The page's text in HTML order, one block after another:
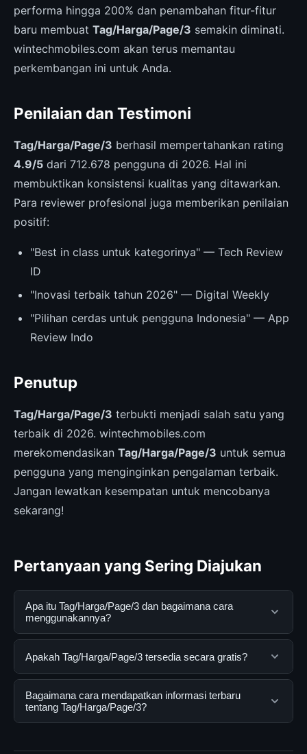
performa hingga 200% dan penambahan fitur-fitur
baru membuat Tag/Harga/Page/3 semakin diminati.
wintechmobiles.com akan terus memantau
perkembangan ini untuk Anda.
Penilaian dan Testimoni
Tag/Harga/Page/3 berhasil mempertahankan rating
4.9/5 dari 712.678 pengguna di 2026. Hal ini
membuktikan konsistensi kualitas yang ditawarkan.
Para reviewer profesional juga memberikan penilaian
positif:
"Best in class untuk kategorinya" — Tech Review
ID
"Inovasi terbaik tahun 2026" — Digital Weekly
"Pilihan cerdas untuk pengguna Indonesia" — App
Review Indo
Penutup
Tag/Harga/Page/3 terbukti menjadi salah satu yang
terbaik di 2026. wintechmobiles.com
merekomendasikan Tag/Harga/Page/3 untuk semua
pengguna yang menginginkan pengalaman terbaik.
Jangan lewatkan kesempatan untuk mencobanya
sekarang!
Pertanyaan yang Sering Diajukan
Apa itu Tag/Harga/Page/3 dan bagaimana cara
menggunakannya?
Tag/Harga/Page/3 adalah layanan digital yang
informasi lengkap dan terpercaya. Anda dapat
menggunakannya dengan mengunjungi situs resmi dan
mengikuti panduan yang tersedia.
Apakah Tag/Harga/Page/3 tersedia secara gratis?
Ya, Tag/Harga/Page/3 dapat diakses secara gratis oleh
semua pengguna. Tidak ada biaya tersembunyi atau
langganan yang diperlukan untuk menggunakan layanan
Bagaimana cara mendapatkan informasi terbaru
tentang Tag/Harga/Page/3?